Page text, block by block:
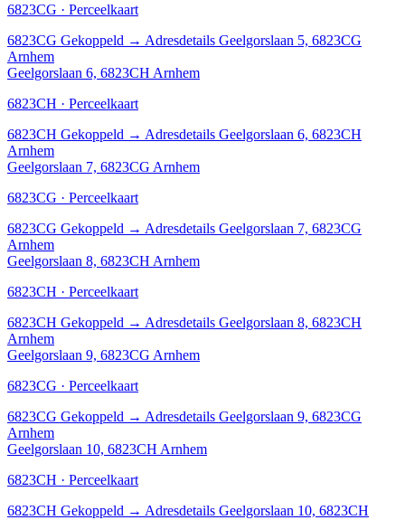
6823CG · Perceelkaart
6823CG Gekoppeld → Adresdetails Geelgorslaan 5, 6823CG
Arnhem
Geelgorslaan 6, 6823CH Arnhem
6823CH · Perceelkaart
6823CH Gekoppeld → Adresdetails Geelgorslaan 6, 6823CH
Arnhem
Geelgorslaan 7, 6823CG Arnhem
6823CG · Perceelkaart
6823CG Gekoppeld → Adresdetails Geelgorslaan 7, 6823CG
Arnhem
Geelgorslaan 8, 6823CH Arnhem
6823CH · Perceelkaart
6823CH Gekoppeld → Adresdetails Geelgorslaan 8, 6823CH
Arnhem
Geelgorslaan 9, 6823CG Arnhem
6823CG · Perceelkaart
6823CG Gekoppeld → Adresdetails Geelgorslaan 9, 6823CG
Arnhem
Geelgorslaan 10, 6823CH Arnhem
6823CH · Perceelkaart
6823CH Gekoppeld → Adresdetails Geelgorslaan 10, 6823CH